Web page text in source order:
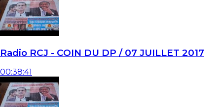
Radio RCJ - COIN DU DP / 07 JUILLET 2017
00:38:41